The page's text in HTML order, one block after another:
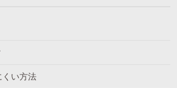
くい方法